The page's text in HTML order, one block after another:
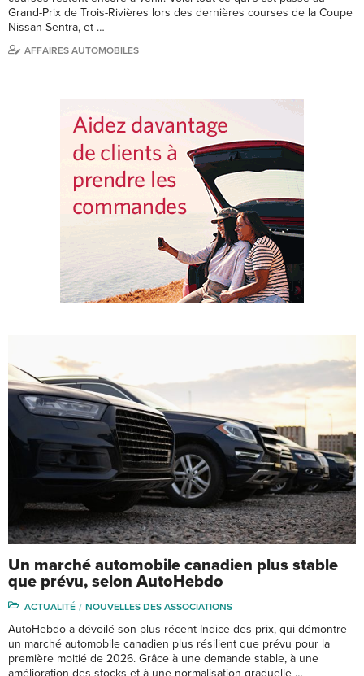
Grand-Prix de Trois-Rivières lors des dernières courses de la Coupe
Nissan Sentra, et …
AFFAIRES AUTOMOBILES
Un marché automobile canadien plus stable
que prévu, selon AutoHebdo
ACTUALITÉ NOUVELLES DES ASSOCIATIONS
AutoHebdo a dévoilé son plus récent Indice des prix, qui démontre
un marché automobile canadien plus résilient que prévu pour la
première moitié de 2026. Grâce à une demande stable, à une
amélioration des stocks et à une normalisation graduelle …